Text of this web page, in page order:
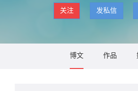
关注 发私信
博文 作品